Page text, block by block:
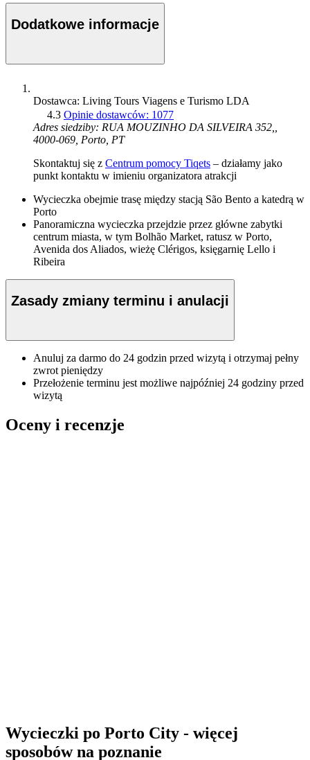
Dodatkowe informacje
Dostawca: Living Tours Viagens e Turismo LDA
4.3 Opinie dostawców: 1077
Adres siedziby: RUA MOUZINHO DA SILVEIRA 352,,
4000-069, Porto, PT
Skontaktuj się z Centrum pomocy Tiqets – działamy jako
punkt kontaktu w imieniu organizatora atrakcji
Wycieczka obejmie trasę między stacją São Bento a katedrą w
Porto
Panoramiczna wycieczka przejdzie przez główne zabytki
centrum miasta, w tym Bolhão Market, ratusz w Porto,
Avenida dos Aliados, wieżę Clérigos, księgarnię Lello i
Ribeira
Zasady zmiany terminu i anulacji
Anuluj za darmo do 24 godzin przed wizytą i otrzymaj pełny
zwrot pieniędzy
Przełożenie terminu jest możliwe najpóźniej 24 godziny przed
wizytą
Oceny i recenzje
Wycieczki po Porto City - więcej
sposobów na poznanie